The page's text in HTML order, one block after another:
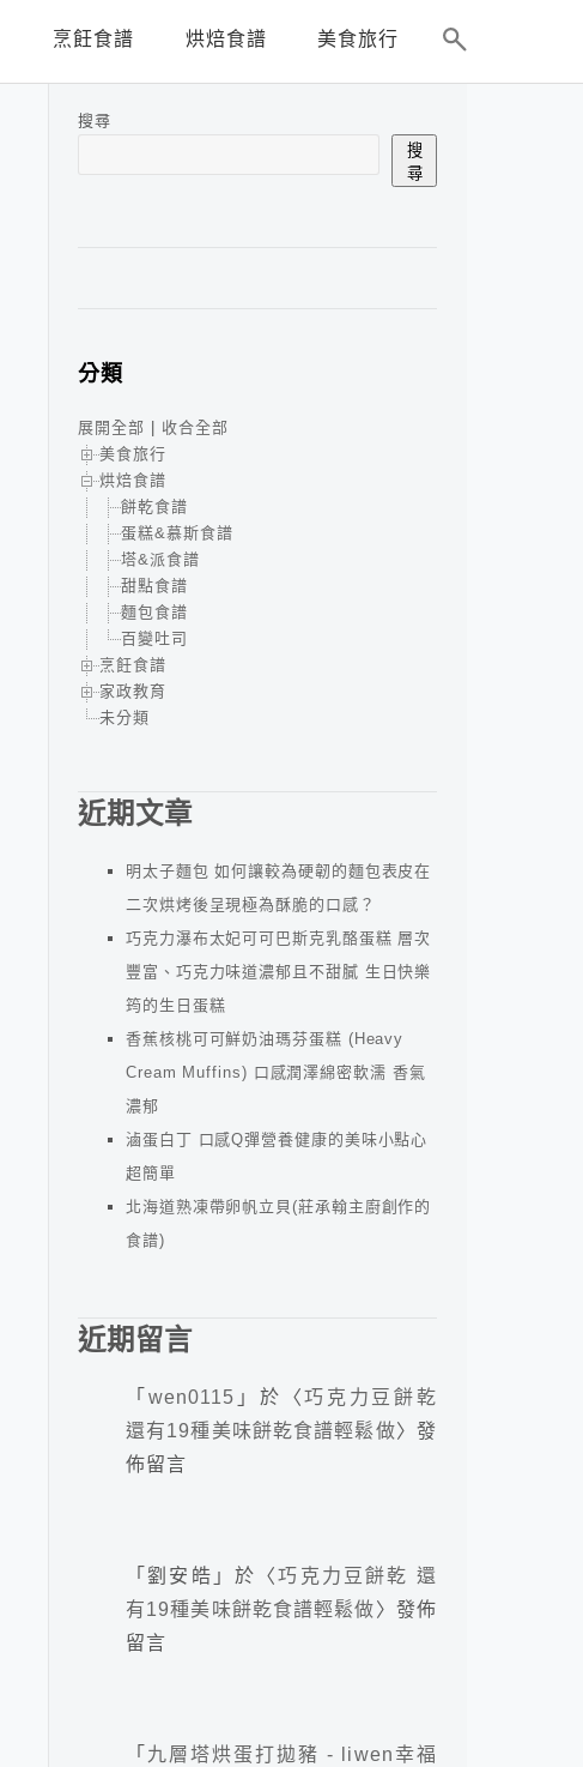
烹飪食譜 烘焙食譜 美食旅行
搜尋
搜
尋
分類
展開全部
收合全部
美食旅行
烘焙食譜
餅乾食譜
蛋糕&慕斯食譜
塔&派食譜
甜點食譜
麵包食譜
百變吐司
烹飪食譜
家政教育
未分類
近期文章
明太子麵包 如何讓較為硬韌的麵包表皮在
二次烘烤後呈現極為酥脆的口感？
巧克力瀑布太妃可可巴斯克乳酪蛋糕 層次
豐富、巧克力味道濃郁且不甜膩 生日快樂
筠的生日蛋糕
香蕉核桃可可鮮奶油瑪芬蛋糕 (Heavy
Cream Muffins) 口感潤澤綿密軟濡 香氣
濃郁
滷蛋白丁 口感Q彈營養健康的美味小點心
超簡單
北海道熟凍帶卵帆立貝(莊承翰主廚創作的
食譜)
近期留言
「 wen0115 」於〈巧克力豆餅乾
還有19種美味餅乾食譜輕鬆做〉發
佈留言
「劉安皓 」於〈巧克力豆餅乾 還
有19種美味餅乾食譜輕鬆做〉發佈
留言
「 九層塔烘蛋打拋豬 - liwen幸福